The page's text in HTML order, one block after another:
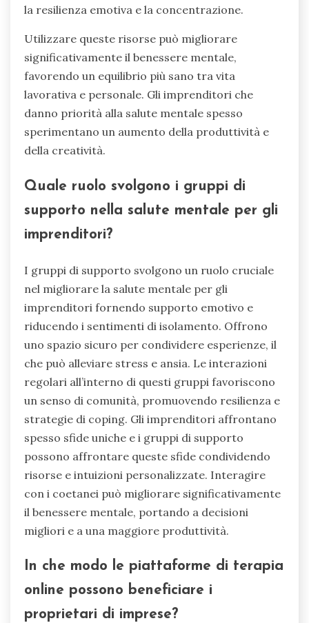
la resilienza emotiva e la concentrazione.
Utilizzare queste risorse può migliorare
significativamente il benessere mentale,
favorendo un equilibrio più sano tra vita
lavorativa e personale. Gli imprenditori che
danno priorità alla salute mentale spesso
sperimentano un aumento della produttività e
della creatività.
Quale ruolo svolgono i gruppi di
supporto nella salute mentale per gli
imprenditori?
I gruppi di supporto svolgono un ruolo cruciale
nel migliorare la salute mentale per gli
imprenditori fornendo supporto emotivo e
riducendo i sentimenti di isolamento. Offrono
uno spazio sicuro per condividere esperienze, il
che può alleviare stress e ansia. Le interazioni
regolari all’interno di questi gruppi favoriscono
un senso di comunità, promuovendo resilienza e
strategie di coping. Gli imprenditori affrontano
spesso sfide uniche e i gruppi di supporto
possono affrontare queste sfide condividendo
risorse e intuizioni personalizzate. Interagire
con i coetanei può migliorare significativamente
il benessere mentale, portando a decisioni
migliori e a una maggiore produttività.
In che modo le piattaforme di terapia
online possono beneficiare i
proprietari di imprese?